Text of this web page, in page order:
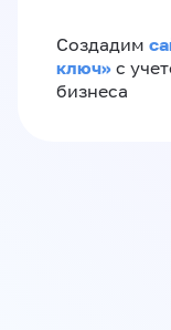
Создадим
ключ» с
бизнеса